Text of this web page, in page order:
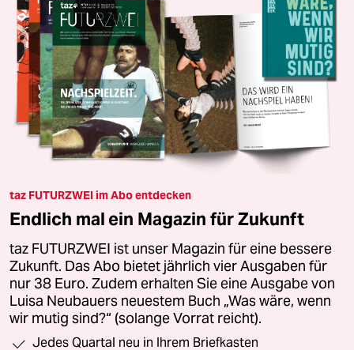
taz FUTURZWEI im Abo entdecken
Endlich mal ein Magazin für Zukunft
taz FUTURZWEI ist unser Magazin für eine bessere
Zukunft. Das Abo bietet jährlich vier Ausgaben für
nur 38 Euro. Zudem erhalten Sie eine Ausgabe von
Luisa Neubauers neuestem Buch „Was wäre, wenn
wir mutig sind?“ (solange Vorrat reicht).
Jedes Quartal neu in Ihrem Briefkasten